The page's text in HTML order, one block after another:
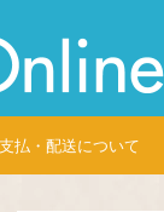
支払・配送について